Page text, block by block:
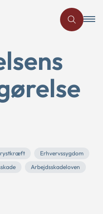
Erhvervssygdom
Arbejdsskadeloven